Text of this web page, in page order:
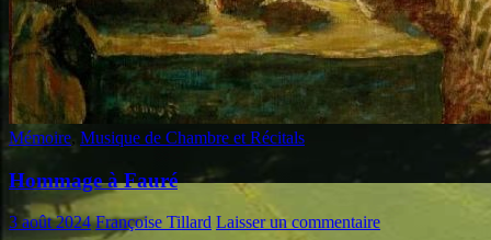
Mémoire, Musique de Chambre et Récitals
Hommage à Fauré
3 août 2024 Françoise Tillard Laisser un commentaire